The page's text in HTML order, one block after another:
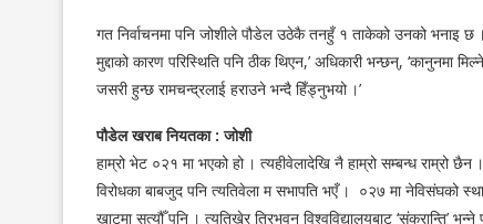
गत निर्वाचनमा पनि जोशीले पौडेल उठेकै तनहुँ १ ताकेको उनको भनाइ
मुद्दाको कारण परिस्थिति पनि ठीक थिएन,’ अधिकारी भन्छन्, ‘कानुनमा
जसरी हुन्छ रामचन्द्रलाई हराउने भन्दै हिँड्नुभयो ।’
पौडेल खराब नियतका : जोशी
हाम्रो भेट ०२१ मा भएको हो । त्यहीवेलादेखि नै हाम्रो सम्बन्ध राम्रो
विरोधका बाबजुद पनि त्यतिवेला म सभापति भएँ । ०२७ मा नेविसंघको
खाटमा सुत्यौँ पनि । त्यतिखेर त्रिभुवन विश्वविद्यालयबाट ‘संक्रान्ति’